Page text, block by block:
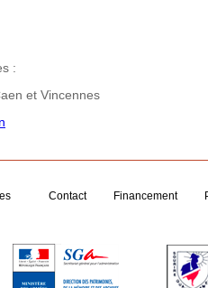
:
et Vincennes
Contact Financement